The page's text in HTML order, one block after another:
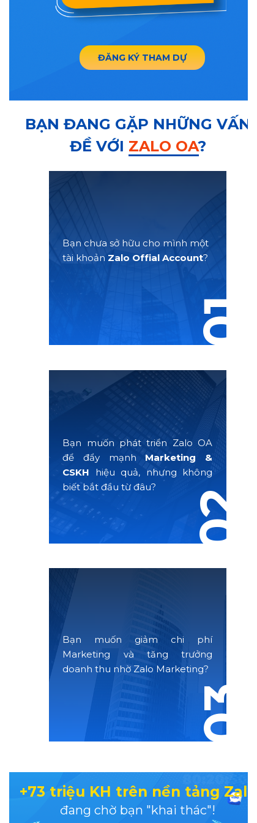
ĐĂNG KÝ THAM DỰ
BẠN ĐANG GẶP NHỮNG VẤN
ĐỀ VỚI ZALO OA?
Bạn muốn phát triển Zalo OA
để đẩy mạnh Marketing &
CSKH hiệu quả, nhưng không
biết bắt đầu từ đâu?
02
Bạn chưa sở hữu cho mình một
tài khoản Zalo Offial Account?
01
Bạn muốn giảm chi phí
Marketing và tăng trưởng
doanh thu nhờ Zalo Marketing?
03
+73 triệu KH trên nền tảng Zalo
đang chờ bạn "khai thác"!